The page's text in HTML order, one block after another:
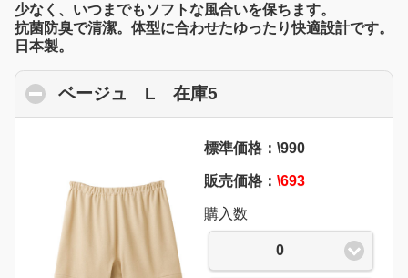
少なく、いつまでもソフトな風合いを保ちます。
抗菌防臭で清潔。体型に合わせたゆったり快適設計です。
日本製。
ベージュ L 在庫5
標準価格：\990
販売価格： \693
購入数
0